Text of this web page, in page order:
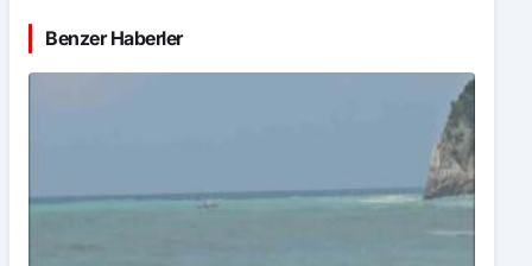
Benzer Haberler